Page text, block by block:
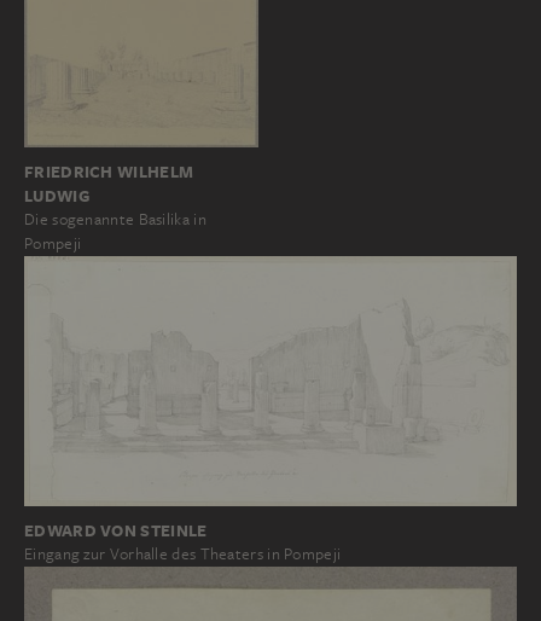
FRIEDRICH WILHELM
LUDWIG
Die sogenannte Basilika in
Pompeji
EDWARD VON STEINLE
Eingang zur Vorhalle des Theaters in Pompeji